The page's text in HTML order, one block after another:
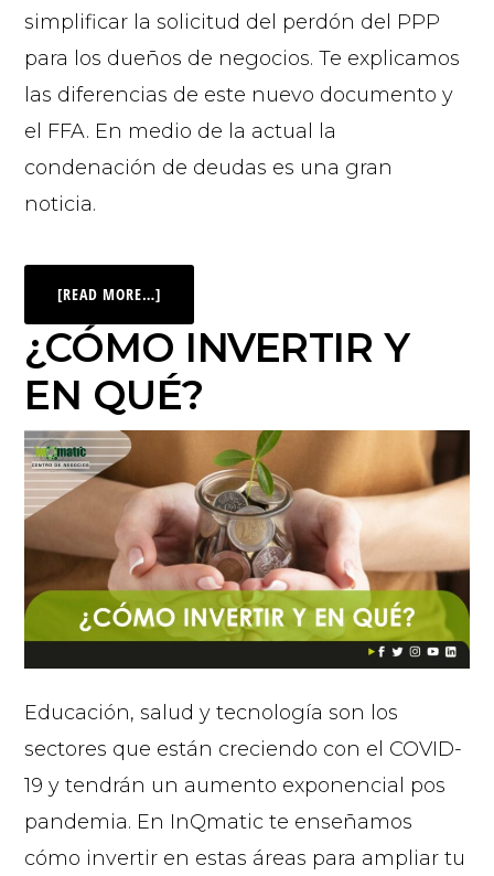
simplificar la solicitud del perdón del PPP
para los dueños de negocios. Te explicamos
las diferencias de este nuevo documento y
el FFA. En medio de la actual la
condenación de deudas es una gran
noticia.
[READ MORE…]
¿CÓMO INVERTIR Y
EN QUÉ?
Educación, salud y tecnología son los
sectores que están creciendo con el COVID-
19 y tendrán un aumento exponencial pos
pandemia. En InQmatic te enseñamos
cómo invertir en estas áreas para ampliar tu